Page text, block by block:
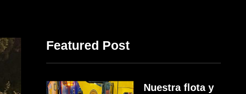
Featured Post
Nuestra flota y